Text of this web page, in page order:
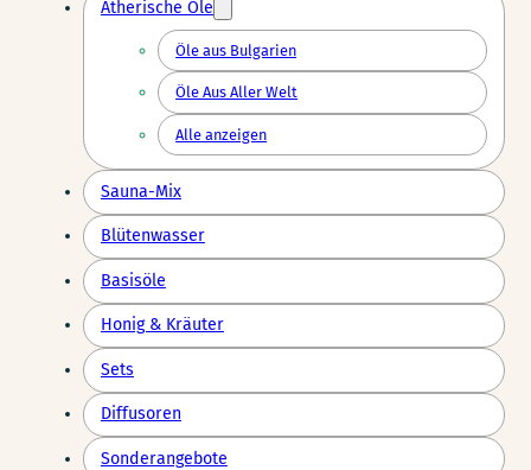
Ätherische Öle
Öle aus Bulgarien
Öle Aus Aller Welt
Alle anzeigen
Sauna-Mix
Blütenwasser
Basisöle
Honig & Kräuter
Sets
Diffusoren
Sonderangebote